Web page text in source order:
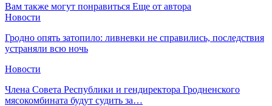
Вам также могут понравиться Еще от автора
Новости
Гродно опять затопило: ливневки не справились, последствия
устраняли всю ночь
Новости
Члена Совета Республики и гендиректора Гродненского
мясокомбината будут судить за…